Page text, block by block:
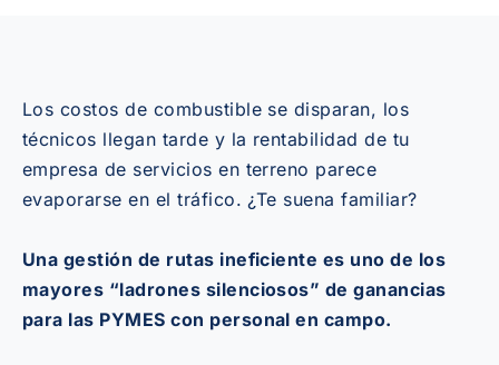
Los costos de combustible se disparan, los
técnicos llegan tarde y la rentabilidad de tu
empresa de servicios en terreno parece
evaporarse en el tráfico. ¿Te suena familiar?
Una gestión de rutas ineficiente es uno de los
mayores “ladrones silenciosos” de ganancias
para las PYMES con personal en campo.